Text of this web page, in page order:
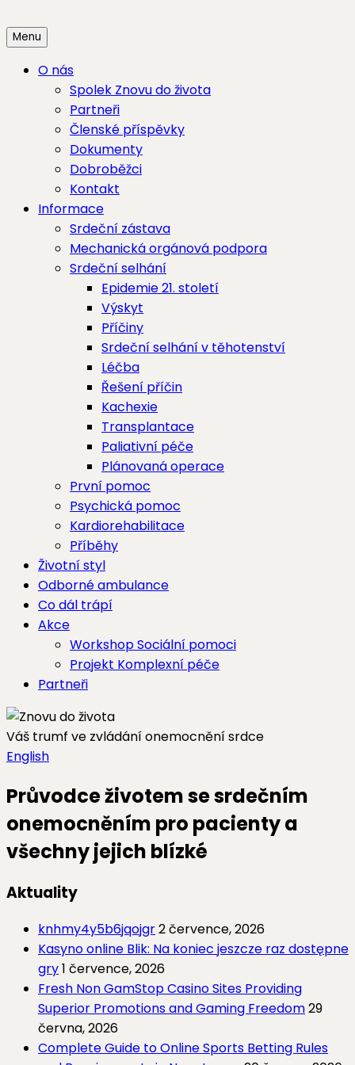
toMenu
O nás
Spolek Znovu do života
Partneři
Členské příspěvky
Dokumenty
Dobroběžci
Kontakt
Informace
Srdeční zástava
Mechanická orgánová podpora
Srdeční selhání
Epidemie 21. století
Výskyt
Příčiny
Srdeční selhání v těhotenství
Léčba
Řešení příčin
Kachexie
Transplantace
Paliativní péče
Plánovaná operace
První pomoc
Psychická pomoc
Kardiorehabilitace
Příběhy
Životní styl
Odborné ambulance
Co dál trápí
Akce
Workshop Sociální pomoci
Projekt Komplexní péče
Partneři
Váš trumf ve zvládání onemocnění srdce
English
Průvodce životem se srdečním
onemocněním pro pacienty a
všechny jejich blízké
Aktuality
knhmy4y5b6jqojgr2 července, 2026
Kasyno online Blik: Na koniec jeszcze raz dostępne
gry1 července, 2026
Fresh Non GamStop Casino Sites Providing
Superior Promotions and Gaming Freedom29
června, 2026
Complete Guide to Online Sports Betting Rules